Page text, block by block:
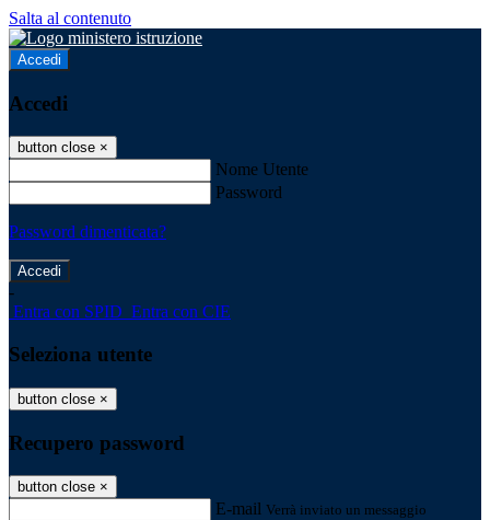
Salta al contenuto
Accedi
Accedi
button close ×
Nome Utente
Password
Password dimenticata?
-
Entra con SPID Entra con CIE
Seleziona utente
button close ×
Recupero password
button close ×
E-mail Verrà inviato un messaggio